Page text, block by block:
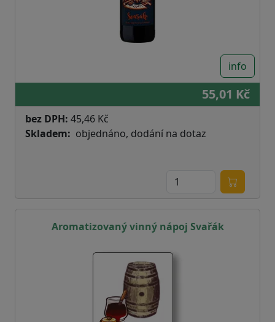
info
55,01 Kč
bez DPH: 45,46 Kč
Skladem
objednáno, dodání na dotaz
Aromatizovaný vinný nápoj Svařák